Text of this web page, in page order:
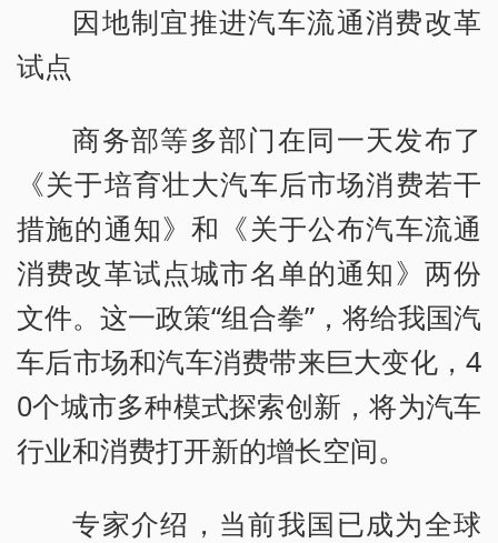
因地制宜推进汽车流通消费改革
试点
商务部等多部门在同一天发布了
《关于培育壮大汽车后市场消费若干
措施的通知》和《关于公布汽车流通
消费改革试点城市名单的通知》两份
文件。这一政策“组合拳”，将给我国汽
车后市场和汽车消费带来巨大变化，4
0个城市多种模式探索创新，将为汽车
行业和消费打开新的增长空间。
专家介绍，当前我国已成为全球